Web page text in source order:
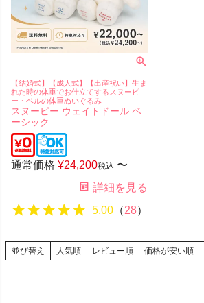
【結婚式】【成人式】【出産祝い】生ま
れた時の体重でお仕立てするスヌーピ
ー・ベルの体重ぬいぐるみ
スヌーピー ウェイトドール ベ
ーシック
通常価格 ¥24,200税込 〜
詳細を見る
5.00 （28）
並び替え 人気順 レビュー順 価格が安い順